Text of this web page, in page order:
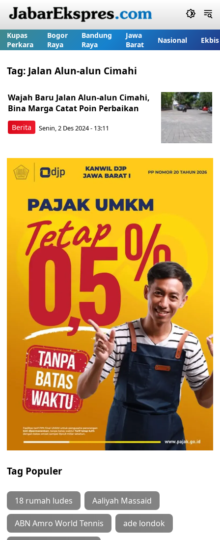
Kupas
Perkara
Bogor
Raya
Bandung
Raya
Jawa
Barat
Nasional Ekbis
Tag: Jalan Alun-alun Cimahi
Berita
Wajah Baru Jalan Alun-alun Cimahi,
Bina Marga Catat Poin Perbaikan
Senin, 2 Des 2024 - 13:11
Tag Populer
18 rumah ludes Aaliyah Massaid
ABN Amro World Tennis ade londok